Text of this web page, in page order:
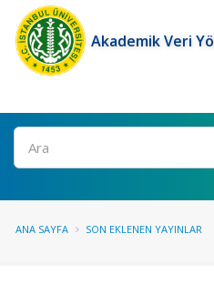
Akademik Veri
Ara
ANA SAYFA SON EKLENEN YAYINLAR